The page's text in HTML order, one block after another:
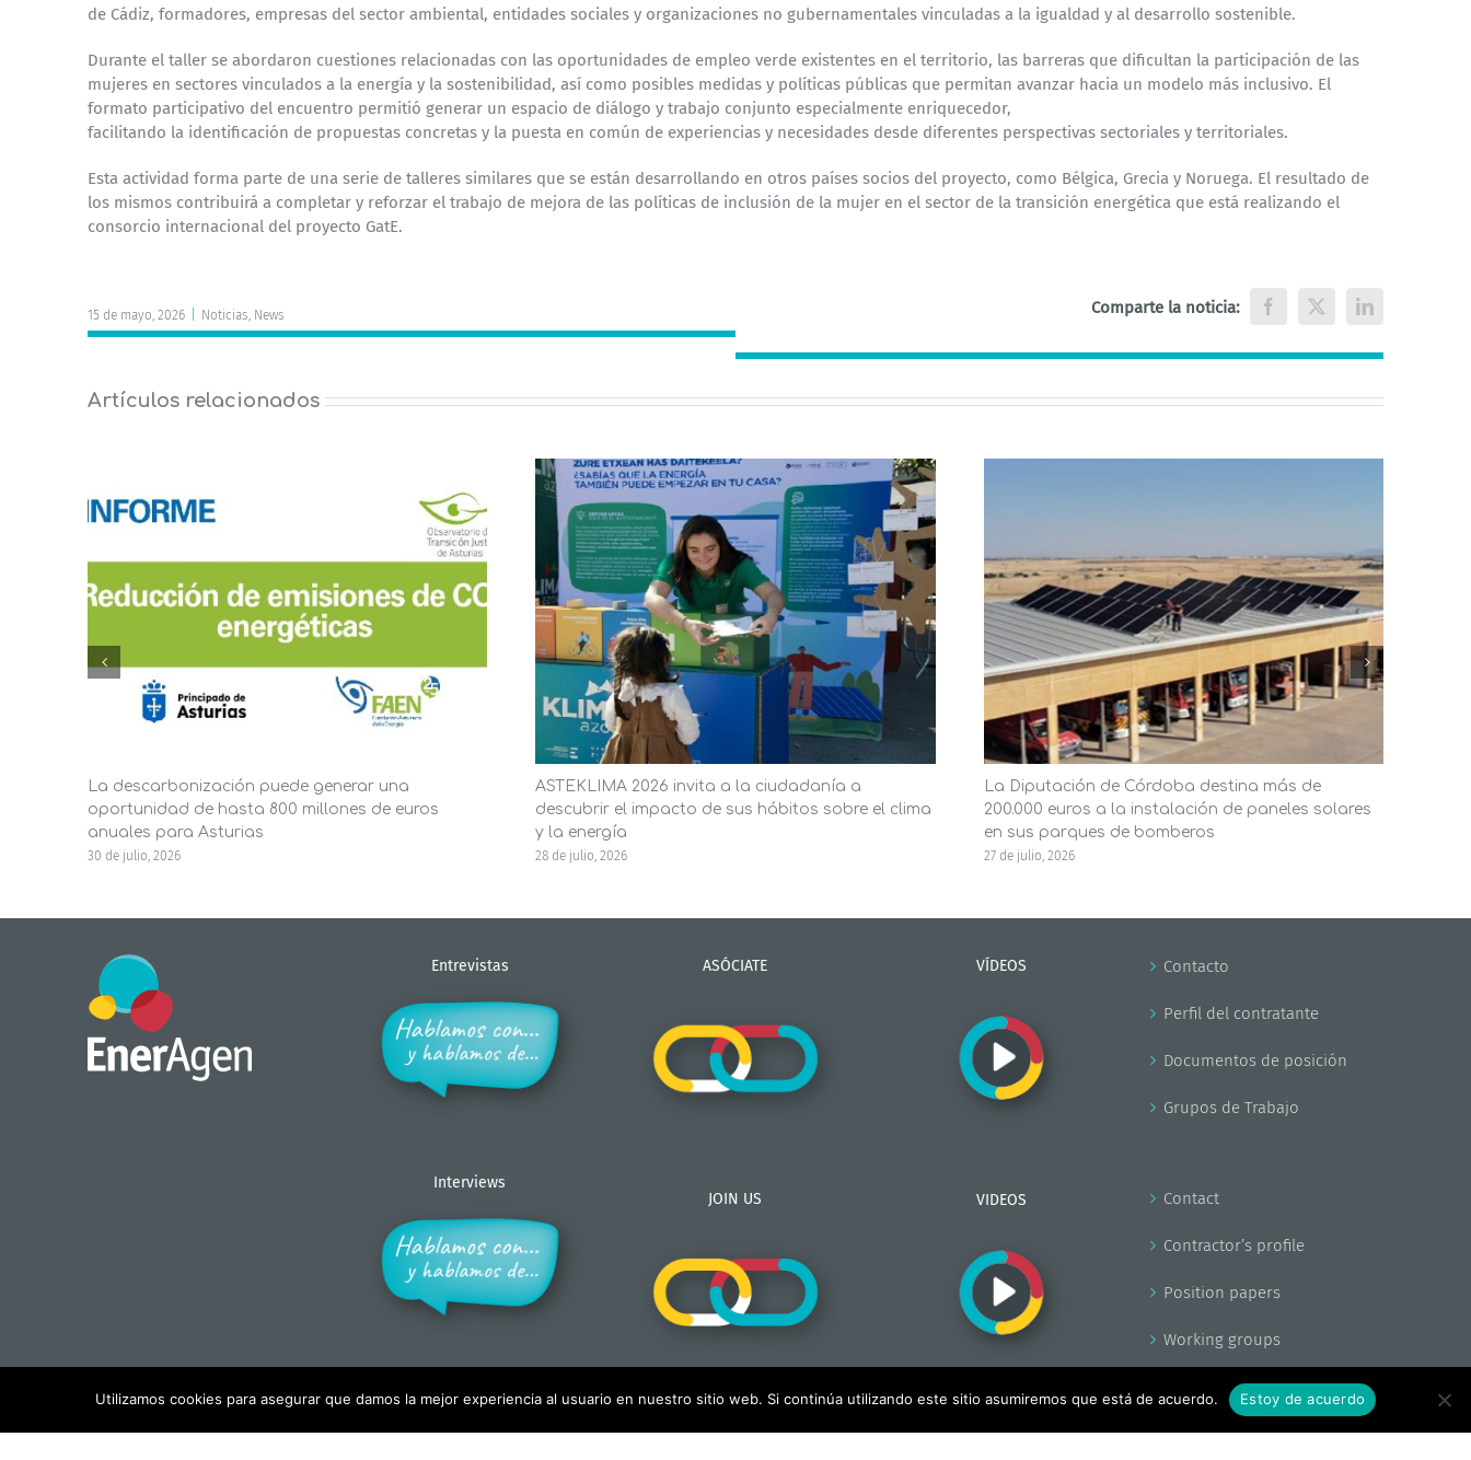
de Cádiz, formadores, empresas del sector ambiental, entidades sociales y organizaciones no gubernamentales vinculadas a la igualdad y al desarrollo sostenible.
Durante el taller se abordaron cuestiones relacionadas con las oportunidades de empleo verde existentes en el territorio, las barreras que dificultan la participación de las
mujeres en sectores vinculados a la energía y la sostenibilidad, así como posibles medidas y políticas públicas que permitan avanzar hacia un modelo más inclusivo. El
formato participativo del encuentro permitió generar un espacio de diálogo y trabajo conjunto especialmente enriquecedor,
facilitando la identificación de propuestas concretas y la puesta en común de experiencias y necesidades desde diferentes perspectivas sectoriales y territoriales.
Esta actividad forma parte de una serie de talleres similares que se están desarrollando en otros países socios del proyecto, como Bélgica, Grecia y Noruega. El resultado de
los mismos contribuirá a completar y reforzar el trabajo de mejora de las políticas de inclusión de la mujer en el sector de la transición energética que está realizando el
consorcio internacional del proyecto GatE.
15 de mayo, 2026 Noticias News Comparte la noticia: Facebook
X LinkedIn
Artículos relacionados
La descarbonización puede generar una
oportunidad de hasta 800 millones de euros
anuales para Asturias
30 de julio, 2026
ASTEKLIMA 2026 invita a la ciudadanía a
descubrir el impacto de sus hábitos sobre el clima
y la energía
28 de julio, 2026
La Diputación de Córdoba destina más de
200.000 euros a la instalación de paneles solares
en sus parques de bomberos
27 de julio, 2026
Entrevistas
Interviews
ASÓCIATE
JOIN US
VÍDEOS
VIDEOS
Contacto
Perfil del contratante
Documentos de posición
Grupos de Trabajo
Contact
Contractor’s profile
Position papers
Working groups
Copyright - EnerAgen 2017 Facebook
X YouTube
Utilizamos cookies para asegurar que damos la mejor experiencia al usuario en nuestro sitio web. Si continúa utilizando este sitio asumiremos que está de acuerdo. Estoy de acuerdo